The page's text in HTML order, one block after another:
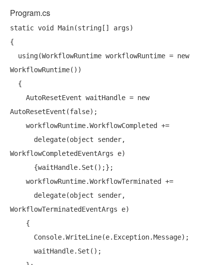
Program.cs
static void Main(string [] args)
{
using(WorkflowRuntime workflowRuntime = new
WorkflowRuntime())
    AutoResetEvent waitHandle =
new
AutoResetEvent(false);
delegate(object sender,
WorkflowCompletedEventArgs e)
delegate(object sender,
WorkflowTerminatedEventArgs e)